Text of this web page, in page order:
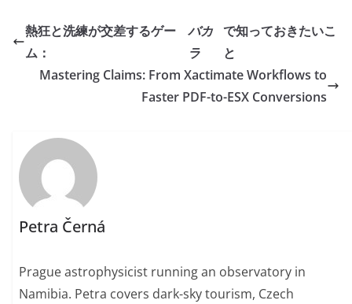
熱狂と洗練が交差するゲー
ム：
バカ
ラ
で知っておきたいこ
と
Mastering Claims: From Xactimate Workflows to
Faster PDF-to-ESX Conversions
Petra Černá
Prague astrophysicist running an observatory in
Namibia. Petra covers dark-sky tourism, Czech